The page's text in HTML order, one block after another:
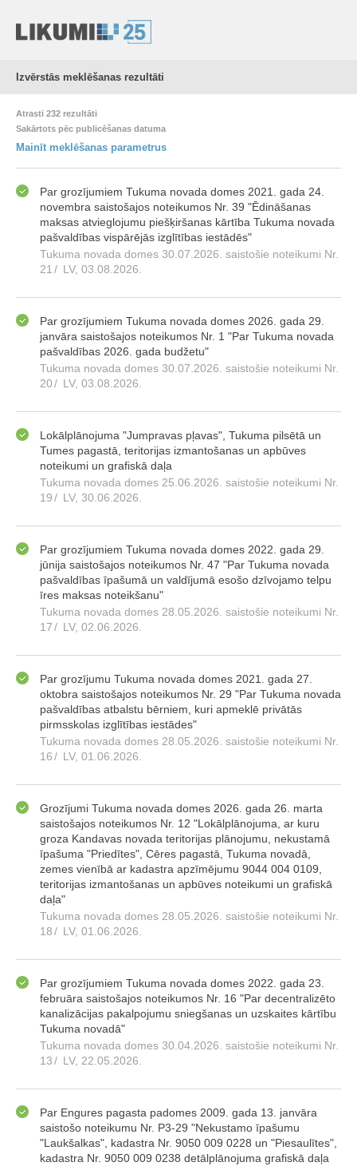
Izvērstās meklēšanas rezultāti
Atrasti 232 rezultāti
Sakārtots pēc publicēšanas datuma
Mainīt meklēšanas parametrus
Par grozījumiem Tukuma novada domes 2021. gada 24.
novembra saistošajos noteikumos Nr. 39 "Ēdināšanas
maksas atvieglojumu piešķiršanas kārtība Tukuma novada
pašvaldības vispārējās izglītības iestādēs"
Tukuma novada domes 30.07.2026. saistošie noteikumi Nr.
21 / LV, 03.08.2026.
Par grozījumiem Tukuma novada domes 2026. gada 29.
janvāra saistošajos noteikumos Nr. 1 "Par Tukuma novada
pašvaldības 2026. gada budžetu"
Tukuma novada domes 30.07.2026. saistošie noteikumi Nr.
20/ LV, 03.08.2026.
Lokālplānojuma "Jumpravas pļavas", Tukuma pilsētā un
Tumes pagastā, teritorijas izmantošanas un apbūves
noteikumi un grafiskā daļa
Tukuma novada domes 25.06.2026. saistošie noteikumi Nr.
19/ LV, 30.06.2026.
Par grozījumiem Tukuma novada domes 2022. gada 29.
jūnija saistošajos noteikumos Nr. 47 "Par Tukuma novada
pašvaldības īpašumā un valdījumā esošo dzīvojamo telpu
īres maksas noteikšanu"
Tukuma novada domes 28.05.2026. saistošie noteikumi Nr.
17/ LV, 02.06.2026.
Par grozījumu Tukuma novada domes 2021. gada 27.
oktobra saistošajos noteikumos Nr. 29 "Par Tukuma novada
pašvaldības atbalstu bērniem, kuri apmeklē privātās
pirmsskolas izglītības iestādes"
Tukuma novada domes 28.05.2026. saistošie noteikumi Nr.
16/ LV, 01.06.2026.
Grozījumi Tukuma novada domes 2026. gada 26. marta
saistošajos noteikumos Nr. 12 "Lokālplānojuma, ar kuru
groza Kandavas novada teritorijas plānojumu, nekustamā
īpašuma "Priedītes", Cēres pagastā, Tukuma novadā,
zemes vienībā ar kadastra apzīmējumu 9044 004 0109,
teritorijas izmantošanas un apbūves noteikumi un grafiskā
daļa"
Tukuma novada domes 28.05.2026. saistošie noteikumi Nr.
18/ LV, 01.06.2026.
Par grozījumiem Tukuma novada domes 2022. gada 23.
februāra saistošajos noteikumos Nr. 16 "Par decentralizēto
kanalizācijas pakalpojumu sniegšanas un uzskaites kārtību
Tukuma novadā"
Tukuma novada domes 30.04.2026. saistošie noteikumi Nr.
13/ LV, 22.05.2026.
Par Engures pagasta padomes 2009. gada 13. janvāra
saistošo noteikumu Nr. P3-29 "Nekustamo īpašumu
"Laukšalkas", kadastra Nr. 9050 009 0228 un "Piesaulītes",
kadastra Nr. 9050 009 0238 detālplānojuma grafiskā daļa